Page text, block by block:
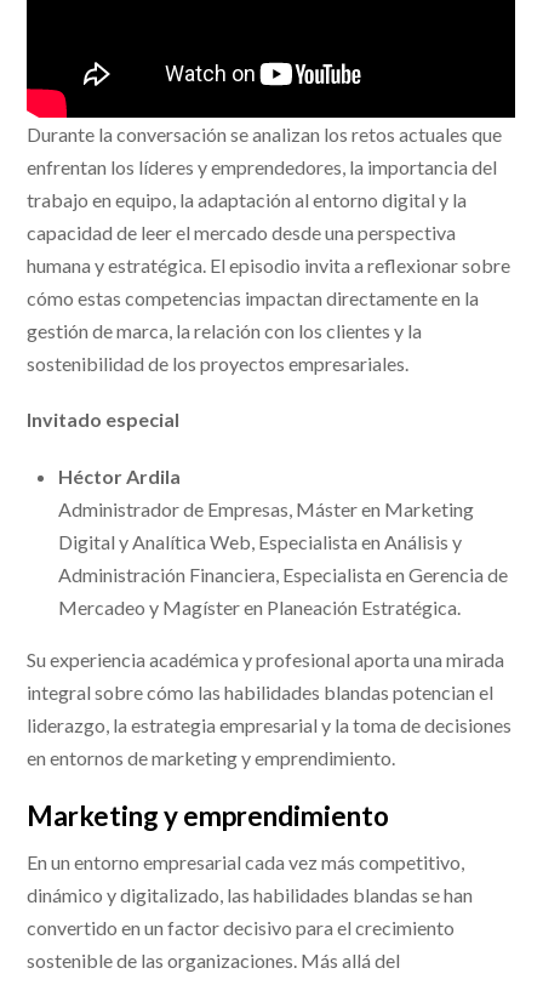
Durante la conversación se analizan los retos actuales que
enfrentan los líderes y emprendedores, la importancia del
trabajo en equipo, la adaptación al entorno digital y la
capacidad de leer el mercado desde una perspectiva
humana y estratégica. El episodio invita a reflexionar sobre
cómo estas competencias impactan directamente en la
gestión de marca, la relación con los clientes y la
sostenibilidad de los proyectos empresariales.
Invitado especial
Héctor Ardila
Administrador de Empresas, Máster en Marketing
Digital y Analítica Web, Especialista en Análisis y
Administración Financiera, Especialista en Gerencia de
Mercadeo y Magíster en Planeación Estratégica.
Su experiencia académica y profesional aporta una mirada
integral sobre cómo las habilidades blandas potencian el
liderazgo, la estrategia empresarial y la toma de decisiones
en entornos de marketing y emprendimiento.
Marketing y emprendimiento
En un entorno empresarial cada vez más competitivo,
dinámico y digitalizado, las habilidades blandas se han
convertido en un factor decisivo para el crecimiento
sostenible de las organizaciones. Más allá del